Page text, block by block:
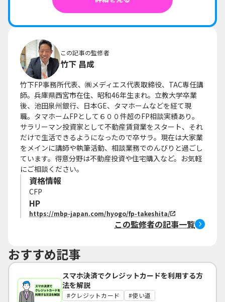
この記事の監修者
竹下 昌成
竹下FP事務所代表、㈱メディエス代表取締役、TAC専任講
師。兵庫県西宮市在住、昭和46年生まれ。立教大学卒業
後、池田泉州銀行、日本GE、タマホームなどを経て現
職。タマホームFPとして６００件超のFP相談実績あり。
サラリーマン投資家として不動産賃貸業をスタート、それ
だけで生活できるようになったので卒サラ。現在は大家業
をメインに講師や執筆活動、相談業務でのんびりと過ごし
ています。得意分野は不動産投資や住宅購入など。お気軽
にご相談ください。
資格情報
CFP
HP
https://mbp-japan.com/hyogo/fp-takeshita/
この監修者の記事一覧
おすすめ記事
スマホ決済でクレジットカードを利用する方
法を解説
クレジットカード
使い道